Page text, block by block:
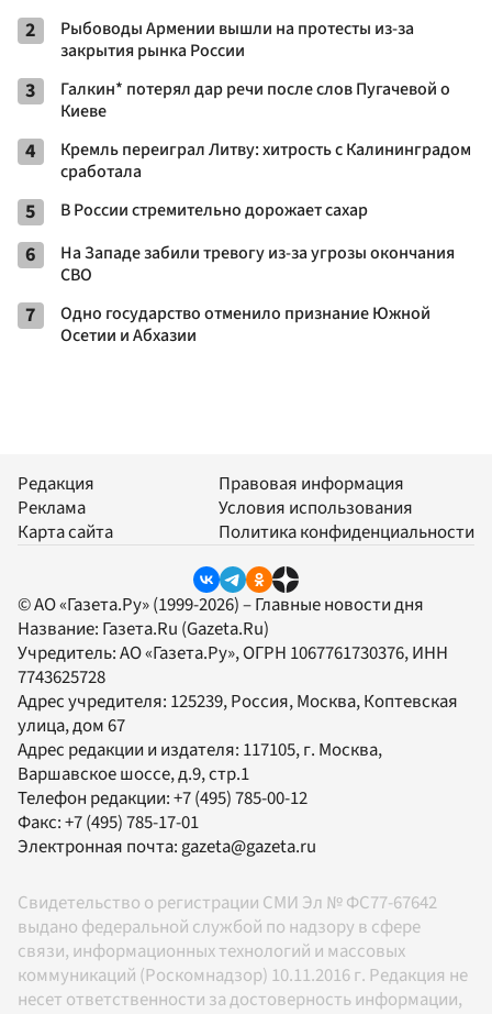
2
Рыбоводы Армении вышли на протесты из-за
закрытия рынка России
3
Галкин* потерял дар речи после слов Пугачевой о
Киеве
4
Кремль переиграл Литву: хитрость с Калининградом
сработала
5 В России стремительно дорожает сахар
6
На Западе забили тревогу из-за угрозы окончания
СВО
7
Одно государство отменило признание Южной
Осетии и Абхазии
Редакция
Реклама
Карта сайта
Правовая информация
Условия использования
Политика конфиденциальности
© АО «Газета.Ру» (1999-2026) – Главные новости дня
Название: Газета.Ru (Gazeta.Ru)
Учредитель:АО «Газета.Ру», ОГРН 1067761730376, ИНН
7743625728
Адрес учредителя: 125239, Россия, Москва, Коптевская
улица, дом 67
Адрес редакции и издателя: 117105, г. Москва,
Варшавское шоссе, д.9, стр.1
Телефон редакции:+7 (495) 785-00-12
Факс:+7 (495) 785-17-01
Электронная почта:gazeta@gazeta.ru
Свидетельство о регистрации СМИ Эл № ФС77-67642
выдано федеральной службой по надзору в сфере
связи, информационных технологий и массовых
коммуникаций (Роскомнадзор) 10.11.2016 г. Редакция не
несет ответственности за достоверность информации,